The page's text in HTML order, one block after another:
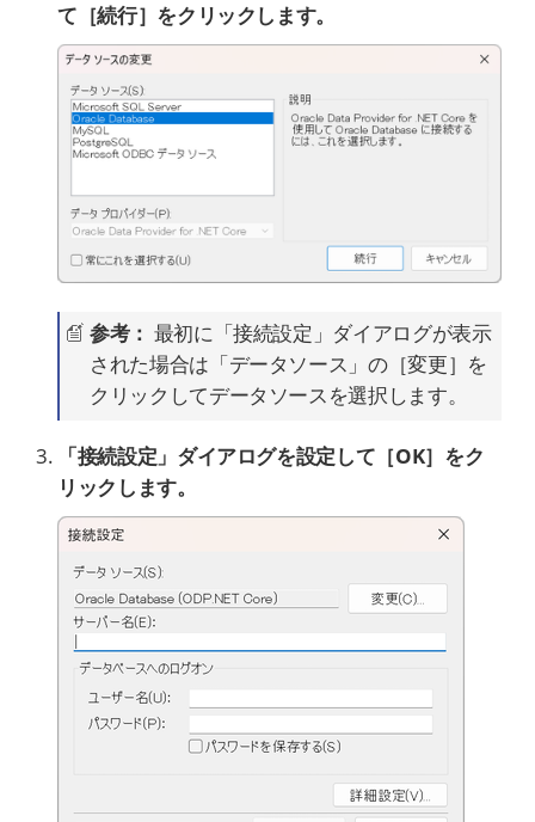
て［続行］をクリックします。
参考： 最初に「接続設定」ダイアログが表示
された場合は「データソース」の［変更］を
クリックしてデータソースを選択します。
「接続設定」ダイアログを設定して［OK］をク
リックします。